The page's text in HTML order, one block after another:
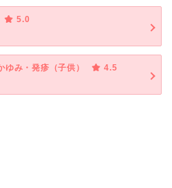
5.0
ゆみ・発疹（子供）
4.5